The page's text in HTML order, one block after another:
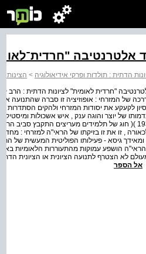
אלטרנטיבה
הדתית : תולדות ופרקי אידיאולוגיה > הצינות
"חרדית לאומית" לציונות הדתית : הרב
של המזרחי : אופוזיציה זו סברה שהתנועה
לקעקע את יסודות המזרחי ולהקים
של יוצר והוגה ענק , איש אשכולות
1935-1865 )( חוג של תלמידים מעריצים התקבץ
, זו את זו בזיקתו של הראי"ה למזרחי :
ומאידך גיסא - פעילותו הפוליטית המעשית של
הושפע עמוקות מהתעוררות הלאומיות
לא הצטרף לתנועה הציונית או הציונית
אל הספר